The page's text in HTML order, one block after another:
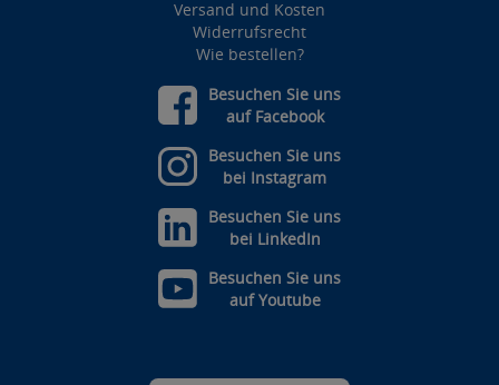
Versand und Kosten
Widerrufsrecht
Wie bestellen?
Besuchen Sie uns
auf Facebook
Besuchen Sie uns
bei Instagram
Besuchen Sie uns
bei LinkedIn
Besuchen Sie uns
auf Youtube